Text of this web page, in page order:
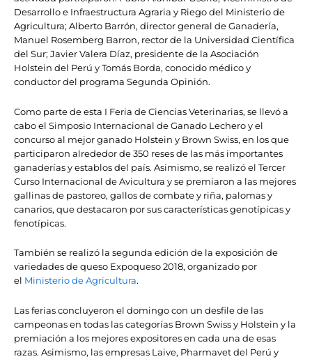
Desarrollo e Infraestructura Agraria y Riego del Ministerio de
Agricultura; Alberto Barrón, director general de Ganadería,
Manuel Rosemberg Barron, rector de la Universidad Científica
del Sur; Javier Valera Díaz, presidente de la Asociación
Holstein del Perú y Tomás Borda, conocido médico y
conductor del programa Segunda Opinión.
Como parte de esta I Feria de Ciencias Veterinarias, se llevó a
cabo el Simposio Internacional de Ganado Lechero y el
concurso al mejor ganado Holstein y Brown Swiss, en los que
participaron alrededor de 350 reses de las más importantes
ganaderías y establos del país. Asimismo, se realizó el Tercer
Curso Internacional de Avicultura y se premiaron a las mejores
gallinas de pastoreo, gallos de combate y riña, palomas y
canarios, que destacaron por sus características genotípicas y
fenotípicas.
También se realizó la segunda edición de la exposición de
variedades de queso Expoqueso 2018, organizado por
el Ministerio de Agricultura.
Las ferias concluyeron el domingo con un desfile de las
campeonas en todas las categorías Brown Swiss y Holstein y la
premiación a los mejores expositores en cada una de esas
razas. Asimismo, las empresas Laive, Pharmavet del Perú y